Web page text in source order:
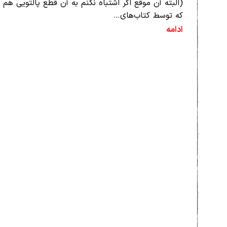
(البته آن موقع اگر اشتباه نکنم به آن قطع پالتویی
که توسط کتاب‌های…
ادامه